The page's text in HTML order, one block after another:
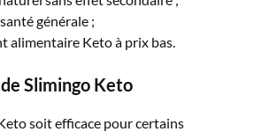
générale ;
alimentaire Keto à prix bas.
Slimingo Keto
soit efficace pour certains